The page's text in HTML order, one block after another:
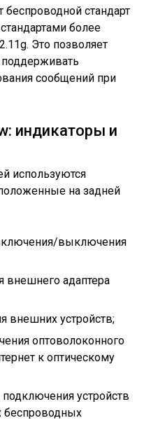
стандарт
более
Это позволяет
поддерживать
сообщений при
индикаторы и
используются
на задней
выключения
внешнего адаптера
внешних устройств;
оптоволоконного
к оптическому
устройств
беспроводных